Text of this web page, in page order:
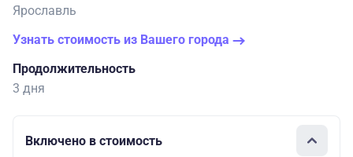
Ярославль
Узнать стоимость из Вашего города
Продолжительность
3 дня
Включено в стоимость